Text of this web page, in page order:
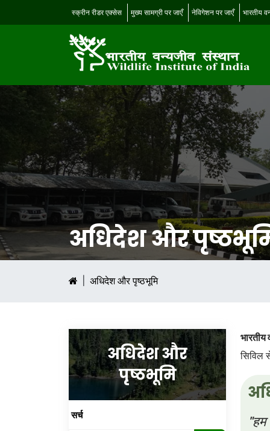
स्क्रीन रीडर एक्सेस मुख्य सामग्री पर जाएँ नेविगेशन पर जाएँ भारतीय
अधिदेश और
अधिदेश और पृष्ठभूमि
अधिदेश और
पृष्ठभूमि
सर्च
सिविल
"हम